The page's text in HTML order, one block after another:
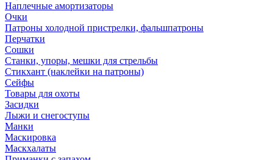
Наплечные амортизаторы
Очки
Патроны холодной пристрелки, фальшпатроны
Перчатки
Сошки
Станки, упоры, мешки для стрельбы
Стикхант (наклейки на патроны)
Сейфы
Товары для охоты
Засидки
Лыжи и снегоступы
Манки
Маскировка
Маскхалаты